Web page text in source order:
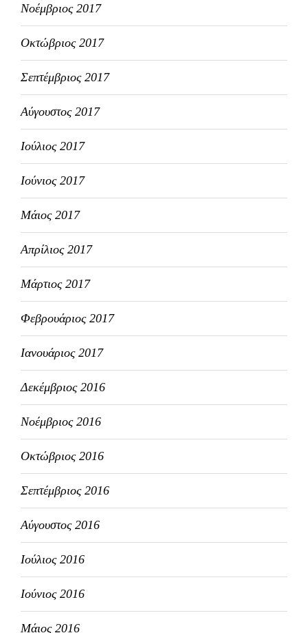
Νοέμβριος 2017
Οκτώβριος 2017
Σεπτέμβριος 2017
Αύγουστος 2017
Ιούλιος 2017
Ιούνιος 2017
Μάιος 2017
Απρίλιος 2017
Μάρτιος 2017
Φεβρουάριος 2017
Ιανουάριος 2017
Δεκέμβριος 2016
Νοέμβριος 2016
Οκτώβριος 2016
Σεπτέμβριος 2016
Αύγουστος 2016
Ιούλιος 2016
Ιούνιος 2016
Μάιος 2016